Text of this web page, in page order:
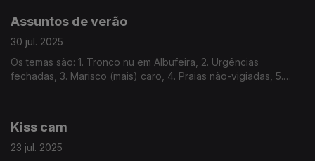
Assuntos de verão
30 jul. 2025
Os temas são: 1. Tronco nu em Albufeira, 2. Urgências
fechadas, 3. Marisco (mais) caro, 4. Praias não-vigiadas, 5.
Kiss cam
23 jul. 2025